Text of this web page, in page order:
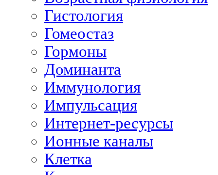
Гистология
Гомеостаз
Гормоны
Доминанта
Иммунология
Импульсация
Интернет-ресурсы
Ионные каналы
Клетка